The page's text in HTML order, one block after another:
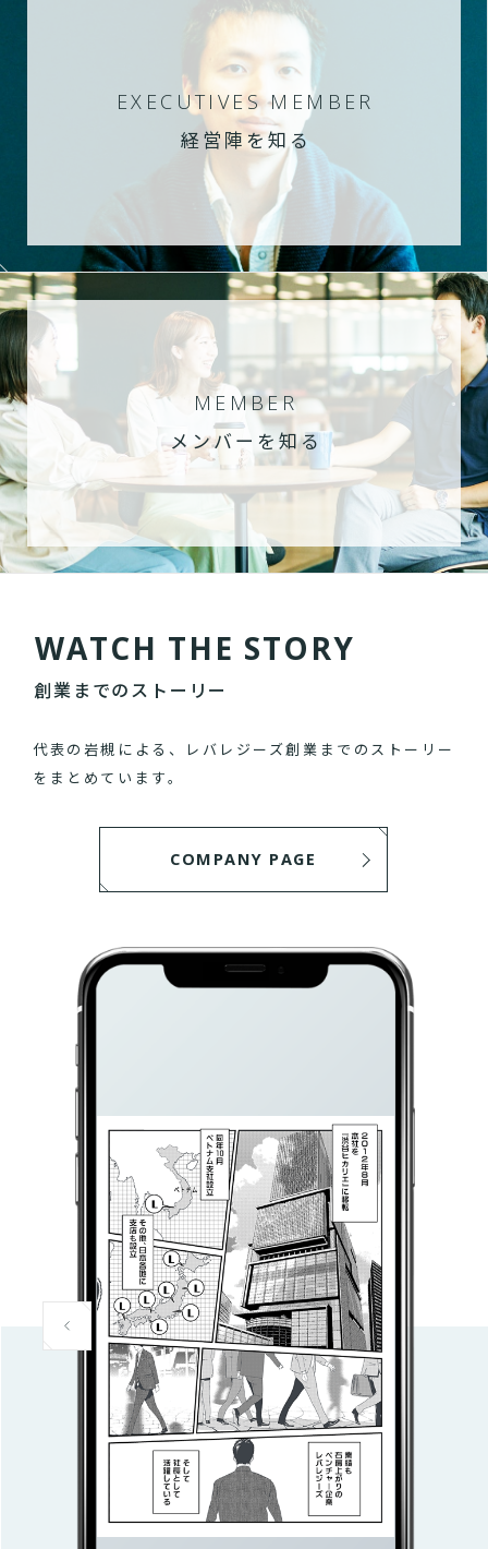
EXECUTIVES MEMBER
経営陣を知る
MEMBER
メンバーを知る
WATCH THE STORY
創業までのストーリー
代表の岩槻による、レバレジーズ創業までのストーリー
をまとめています。
COMPANY PAGE